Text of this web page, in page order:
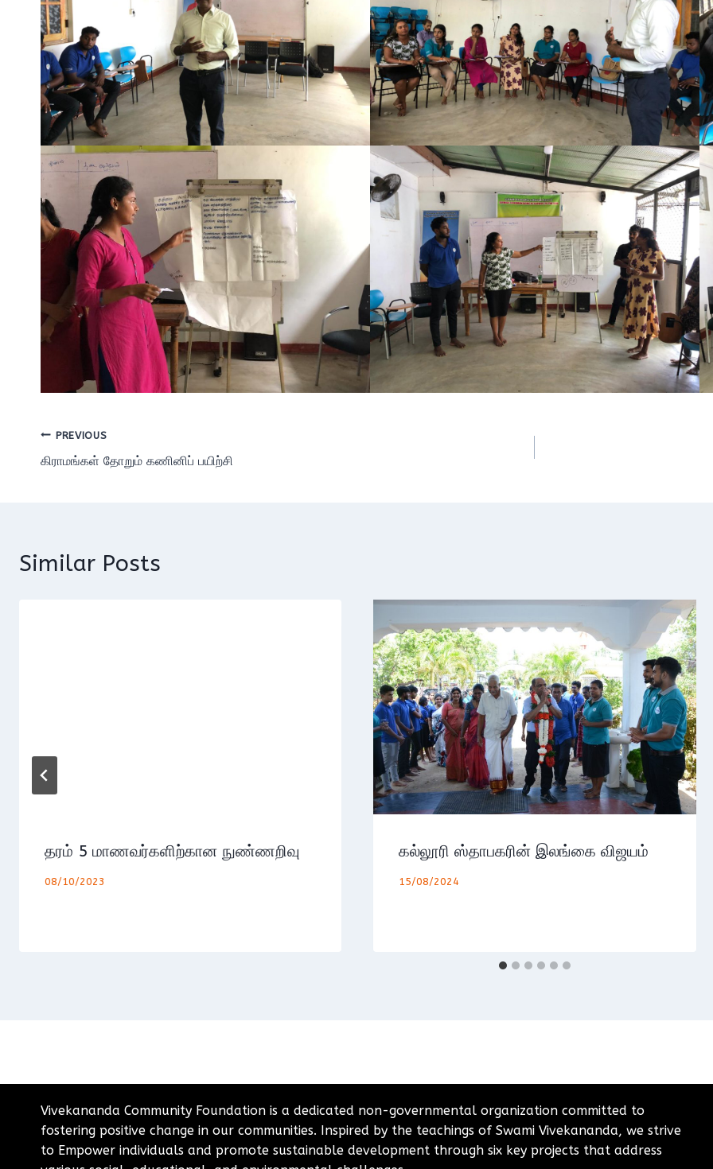
Post
navigation
PREVIOUS
கிராமங்கள் தோறும் கணினிப் பயிற்சி
Similar Posts
தரம் 5 மாணவர்களிற்கான நுண்ணறிவு
08/10/2023
கல்லூரி ஸ்தாபகரின் இலங்கை விஜயம்
15/08/2024
Vivekananda Community Foundation is a dedicated non-governmental organization committed to
fostering positive change in our communities. Inspired by the teachings of Swami Vivekananda, we strive
to Empower individuals and promote sustainable development through six key projects that address